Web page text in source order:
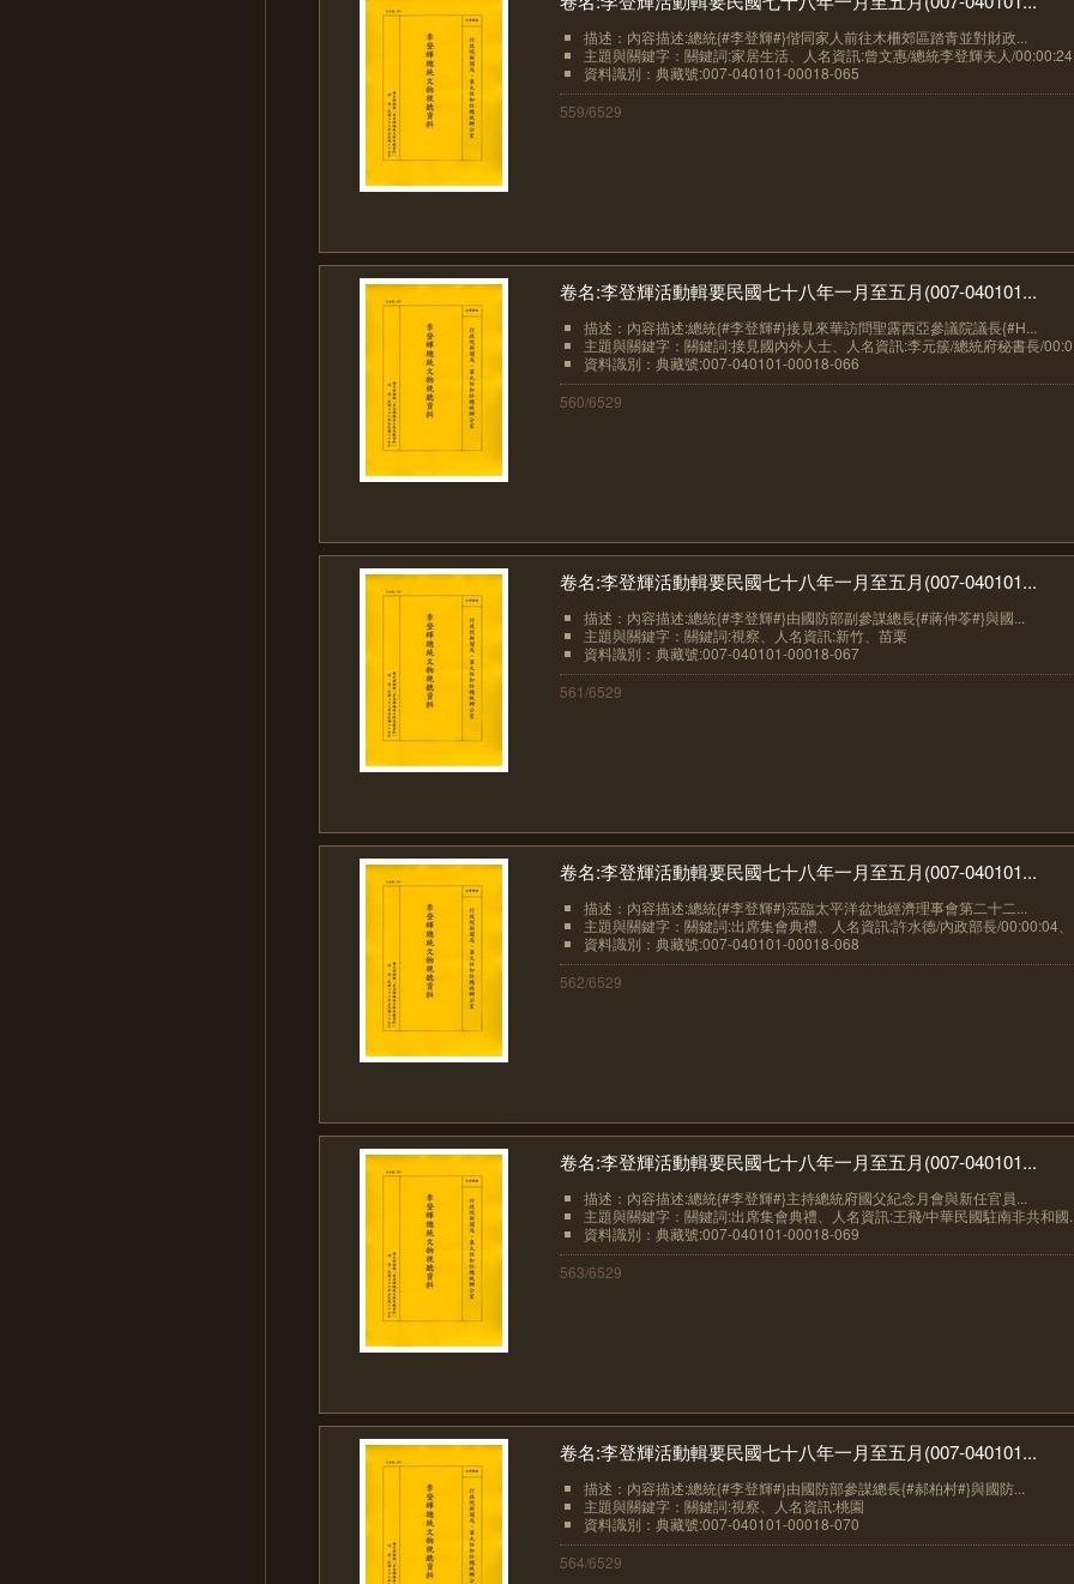
描述：內容描述:總統{#李登輝#}偕同家人前往木柵郊區踏青並對財政...
主題與關鍵字：關鍵詞:家居生活、人名資訊:曾文惠/總統李登輝夫人/
資料識別：典藏號:007-040101-00018-065
559/6529
卷名:李登輝活動輯要民國七十八年一月至五月(007-040101...
描述：內容描述:總統{#李登輝#}接見來華訪問聖露西亞參議院議長{#H...
主題與關鍵字：關鍵詞:接見國內外人士、人名資訊:李元簇/總統府秘書長/
資料識別：典藏號:007-040101-00018-066
560/6529
卷名:李登輝活動輯要民國七十八年一月至五月(007-040101...
描述：內容描述:總統{#李登輝#}由國防部副參謀總長{#蔣仲苓#}與國...
主題與關鍵字：關鍵詞:視察、人名資訊:新竹、苗栗
資料識別：典藏號:007-040101-00018-067
561/6529
卷名:李登輝活動輯要民國七十八年一月至五月(007-040101...
描述：內容描述:總統{#李登輝#}蒞臨太平洋盆地經濟理事會第二十二...
主題與關鍵字：關鍵詞:出席集會典禮、人名資訊:許水德/內政部長/00:00:04
資料識別：典藏號:007-040101-00018-068
562/6529
卷名:李登輝活動輯要民國七十八年一月至五月(007-040101...
描述：內容描述:總統{#李登輝#}主持總統府國父紀念月會與新任官員...
主題與關鍵字：關鍵詞:出席集會典禮、人名資訊:王飛/中華民國駐南非共和國
資料識別：典藏號:007-040101-00018-069
563/6529
卷名:李登輝活動輯要民國七十八年一月至五月(007-040101...
描述：內容描述:總統{#李登輝#}由國防部參謀總長{#郝柏村#}與國防...
主題與關鍵字：關鍵詞:視察、人名資訊:桃園
資料識別：典藏號:007-040101-00018-070
564/6529